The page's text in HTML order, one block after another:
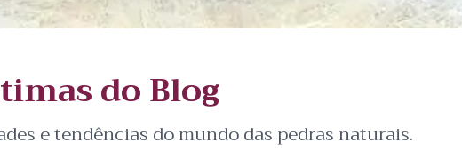
do Blog
e tendências do mundo das pedras naturais.